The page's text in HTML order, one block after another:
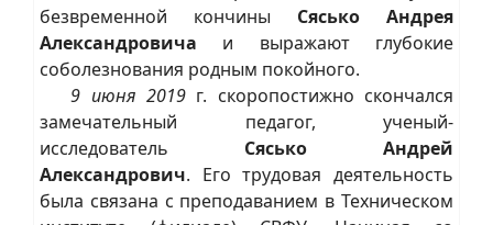
безвременной кончины Сясько Андрея
Александровича и выражают глубокие
соболезнования родным покойного.
9 июня 2019г. скоропостижно скончался
замечательный педагог, ученый-
исследователь Сясько Андрей
Александрович. Его трудовая деятельность
была связана с преподаванием в Техническом